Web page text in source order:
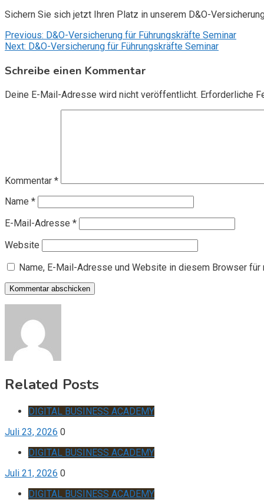
Sichern Sie sich jetzt Ihren Platz in unserem D&O-
Beitragsnavigation
Previous: D&O-Versicherung für Führungskräfte Seminar
Next: D&O-Versicherung für Führungskräfte Seminar
Schreibe einen Kommentar
Deine E-Mail-Adresse wird nicht veröffentlicht. Erforderliche
Kommentar *
Name *
E-Mail-Adresse *
Website
Name, E-Mail-Adresse und Website in diesem Browser
Related Posts
DIGITAL BUSINESS ACADEMY
Juli 23, 2026 0
DIGITAL BUSINESS ACADEMY
Juli 21, 2026 0
DIGITAL BUSINESS ACADEMY